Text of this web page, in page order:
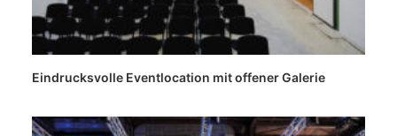
Eindrucksvolle Eventlocation mit offener Galerie